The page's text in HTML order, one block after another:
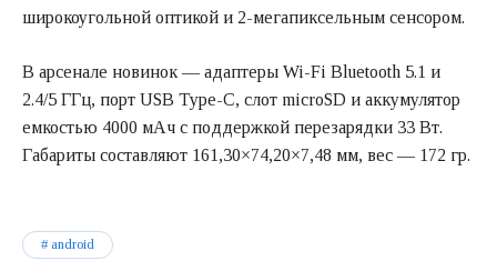
широкоугольной оптикой и 2-мегапиксельным сенсором.
В арсенале новинок — адаптеры Wi-Fi Bluetooth 5.1 и
2.4/5 ГГц, порт USB Type-C, слот microSD и аккумулятор
емкостью 4000 мАч с поддержкой перезарядки 33 Вт.
Габариты составляют 161,30×74,20×7,48 мм, вес — 172 гр.
android